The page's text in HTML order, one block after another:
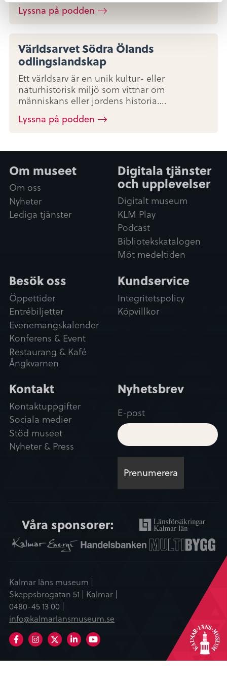
Lyssna på podden
Världsarvet Södra Ölands
odlingslandskap
Ett världsarv är en unik kultur- eller
naturhistorisk miljö som vittnar om
människans eller jordens historia….
Lyssna på podden
Om museet
Om oss
Nyheter
Lediga tjänster
Digitala tjänster
och upplevelser
Digitalt museum
KLM Play
Podcast
Bibliotekskatalogen
Möt medeltiden
Besök oss
Öppettider
Entrébiljetter
Evenemangskalender
Konferens & Event
Restaurang & Kafé
Ångkvarnen
Kundservice
Integritetspolicy
Köpvillkor
Kontakt
Kontaktuppgifter
Sociala medier
Stöd museet
Nyheter & Press
Nyhetsbrev
E-post
Våra sponsorer:
Kalmar läns museum |
Skeppsbrogatan 51 | Kalmar |
0480-45 13 00 |
info@kalmarlansmuseum.se
FacebookInstagram LinkedIn